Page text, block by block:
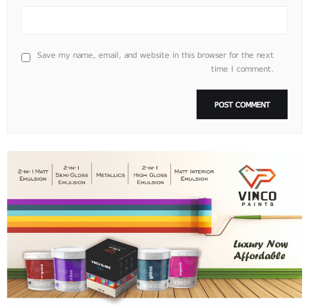
Save my name, email, and website in this browser for the next
time I comment.